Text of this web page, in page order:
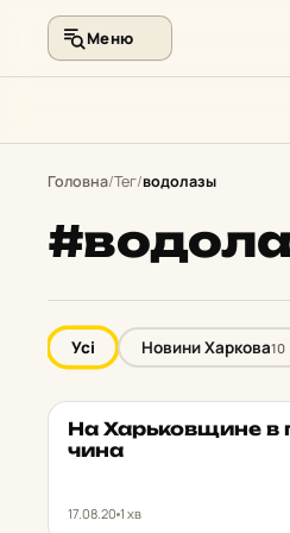
Меню
Головна/Тег/водолазы
Усі Новини Харкова10
НОВИНИ ХАРКОВА
На Харь­ков­щи­не
чи­на
17.08.20 1 хв